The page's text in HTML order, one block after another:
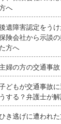
初めての方へ
弁護士に依頼
みの方へ
治療費を打ち
り、保険会社
方へ
後遺障害認定
保険会社から